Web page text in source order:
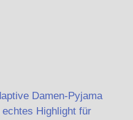
Damen-Pyjama
echtes Highlight für